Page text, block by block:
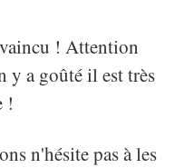
! Attention
y a goûté il est très
!
n'hésite pas à les